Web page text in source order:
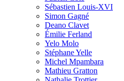
Sébastien Louis-XVI
Simon Gagné
Deano Clavet
Émilie Ferland
Yelo Molo
Stéphane Yelle
Michel Mpambara
Mathieu Gratton